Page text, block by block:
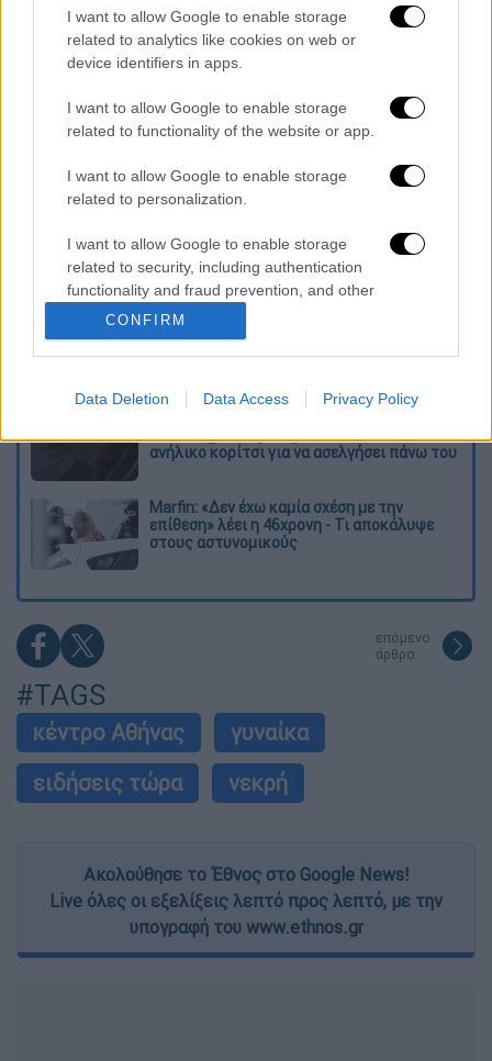
I want to allow Google to enable storage
related to analytics like cookies on web or
device identifiers in apps.
I want to allow Google to enable storage
related to functionality of the website or app.
I want to allow Google to enable storage
related to personalization.
I want to allow Google to enable storage
related to security, including authentication
functionality and fraud prevention, and other
user protection.
CONFIRM
Data Deletion Data Access Privacy Policy
καταχώρηση
Διαβάστε ακόμη
Επιστήμονες ανακάλυψαν τον τέταρτο
γνωστό τύπο μεταδοτικού καρκίνου στον
κόσμο
Μουντιάλ 2026: «Θα ανατινάξω τον Μέσι με
τέσσερις βόμβες» - Οι τρομοκρατικές
απειλές που ερεύνησε το FBI
κατάστημα και ρώτησε πόσο «κοστίζει»
ανήλικο κορίτσι για να ασελγήσει πάνω του
Marfin: «Δεν έχω καμία σχέση με την
επίθεση» λέει η 46χρονη - Τι αποκάλυψε
στους αστυνομικούς
επόμενο
άρθρο
#TAGS
κέντρο Αθήνας
γυναίκα
ειδήσεις τώρα
νεκρή
Ακολούθησε το Έθνος στο Google News!
Live όλες οι εξελίξεις λεπτό προς λεπτό, με την
υπογραφή του www.ethnos.gr